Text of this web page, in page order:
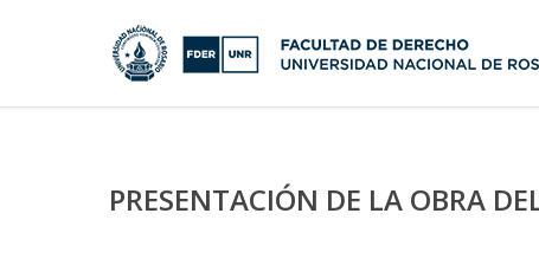
PRESENTACIÓN DE LA OBRA